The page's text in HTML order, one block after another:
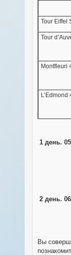
Tour Eiffel
Tour
Montfleuri
L’Edmond
1 день.
2 день.
Вы